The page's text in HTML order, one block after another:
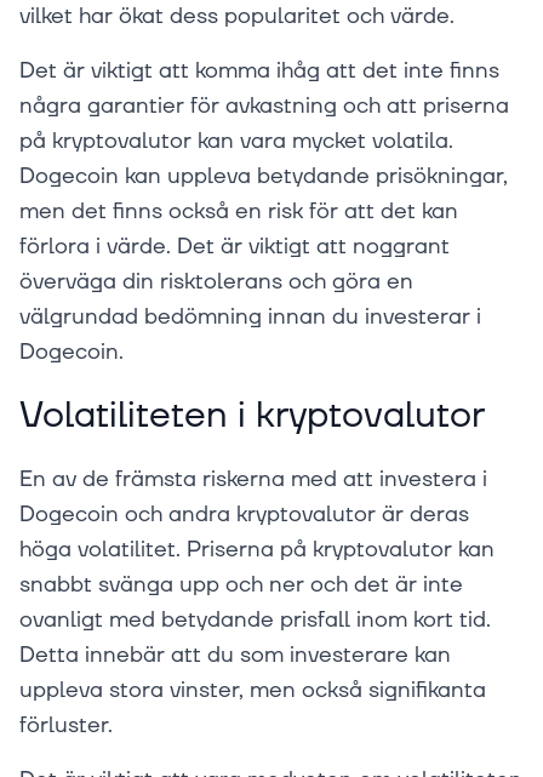
vilket har ökat dess popularitet och värde.
Det är viktigt att komma ihåg att det inte finns
några garantier för avkastning och att priserna
på kryptovalutor kan vara mycket volatila.
Dogecoin kan uppleva betydande prisökningar,
men det finns också en risk för att det kan
förlora i värde. Det är viktigt att noggrant
överväga din risktolerans och göra en
välgrundad bedömning innan du investerar i
Dogecoin.
Volatiliteten i kryptovalutor
En av de främsta riskerna med att investera i
Dogecoin och andra kryptovalutor är deras
höga volatilitet. Priserna på kryptovalutor kan
snabbt svänga upp och ner och det är inte
ovanligt med betydande prisfall inom kort tid.
Detta innebär att du som investerare kan
uppleva stora vinster, men också signifikanta
förluster.